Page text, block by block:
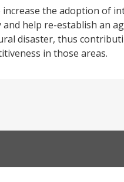
the adoption of
help re-establish an
disaster, thus
in those areas.